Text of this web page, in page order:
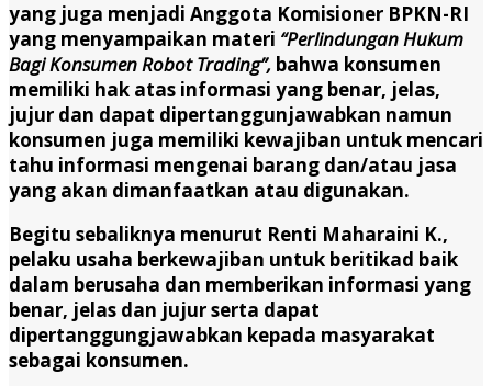
yang juga menjadi Anggota Komisioner BPKN-RI
yang menyampaikan materi “Perlindungan Hukum
Bagi Konsumen Robot Trading”, bahwa konsumen
memiliki hak atas informasi yang benar, jelas,
jujur dan dapat dipertanggunjawabkan namun
konsumen juga memiliki kewajiban untuk mencari
tahu informasi mengenai barang dan/atau jasa
yang akan dimanfaatkan atau digunakan.
Begitu sebaliknya menurut Renti Maharaini K.,
pelaku usaha berkewajiban untuk beritikad baik
dalam berusaha dan memberikan informasi yang
benar, jelas dan jujur serta dapat
dipertanggungjawabkan kepada masyarakat
sebagai konsumen.